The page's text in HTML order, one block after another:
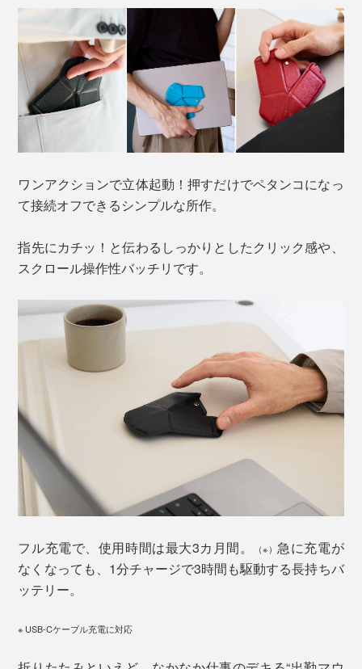
ワンアクションで立体起動！押すだけでペタンコになっ
て接続オフできるシンプルな所作。
指先にカチッ！と伝わるしっかりとしたクリック感や、
スクロール操作性バッチリです。
フル充電で、使用時間は最大3カ月間。 （※）急に充電が
なくなっても、1分チャージで3時間も駆動する長持ちバ
ッテリー。
※ USB-Cケーブル充電に対応